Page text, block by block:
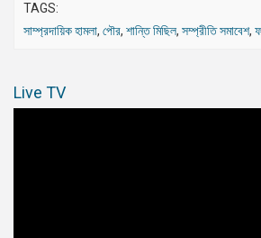
TAGS:
সাম্প্রদায়িক হামলা, পৌর, শান্তি মিছিল, সম্প্রীতি সমাবেশ,
Live TV